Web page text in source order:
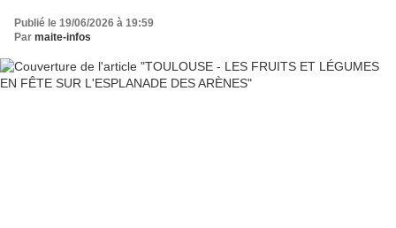
Publié le 19/06/2026 à 19:59
Par maite-infos